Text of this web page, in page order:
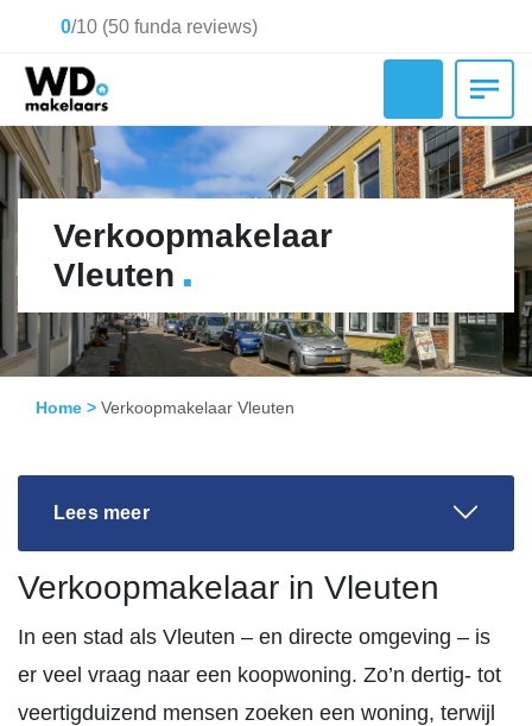
0/10 (50 funda reviews)
Verkoopmakelaar
Vleuten .
Home > Verkoopmakelaar Vleuten
Lees meer
Verkoopmakelaar in Vleuten
In een stad als Vleuten – en directe omgeving – is
er veel vraag naar een koopwoning. Zo’n dertig- tot
veertigduizend mensen zoeken een woning, terwijl